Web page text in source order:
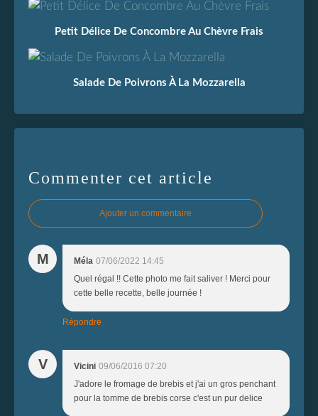
Petit Délice De Concombre Au Chèvre Frais
Salade De Poivrons À La Mozzarella
Commenter cet article
Ajouter un commentaire
M Méla 07/06/2022 14:45
Quel régal !! Cette photo me fait saliver ! Merci pour
cette belle recette, belle journée !
Répondre
V Vicini 09/06/2016 07:20
J'adore le fromage de brebis et j'ai un gros penchant
pour la tomme de brebis corse c'est un pur delice